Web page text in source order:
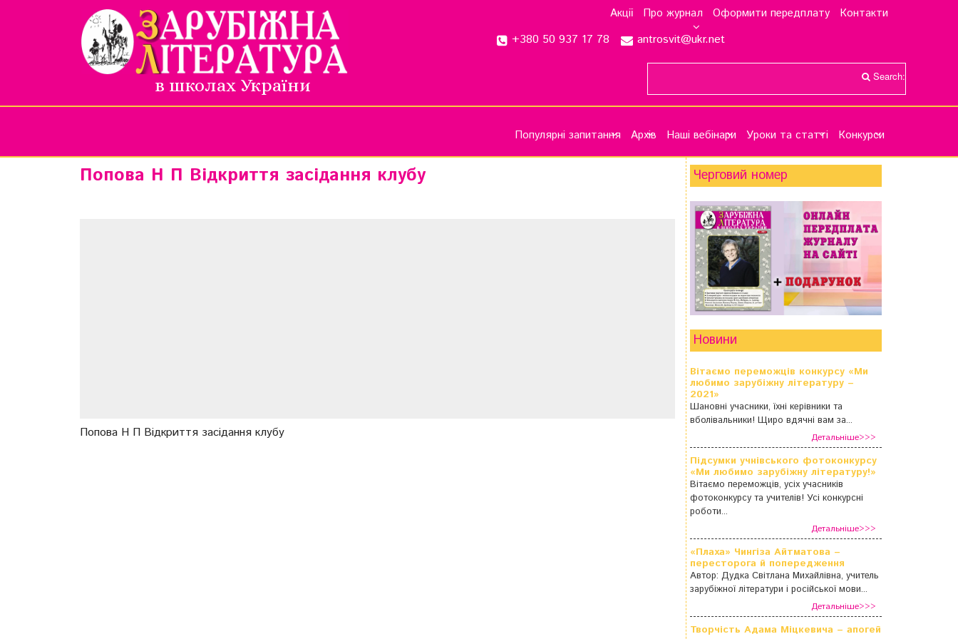
в школах України
Акції Про журнал Оформити передплату Контакти
+380 50 937 17 78 antrosvit@ukr.net
Search:
Популярні запитання Архів Наші вебінари Уроки та статті Конкурси
Попова Н П Відкриття засідання клубу
Попова Н П Відкриття засідання клубу
Черговий номер
Новини
Вітаємо переможців конкурсу «Ми
любимо зарубіжну літературу –
2021»
Шановні учасники, їхні керівники та
вболівальники! Щиро вдячні вам за...
Детальніше>>>
Підсумки учнівського фотоконкурсу
«Ми любимо зарубіжну літературу!»
Вітаємо переможців, усіх учасників
фотоконкурсу та учителів! Усі конкурсні
роботи...
Детальніше>>>
«Плаха» Чингіза Айтматова –
пересторога й попередження
Автор: Дудка Світлана Михайлівна, учитель
зарубіжної літератури і російської мови...
Детальніше>>>
Творчість Адама Міцкевича – апогей